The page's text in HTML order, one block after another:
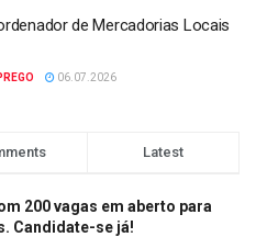
de Mercadorias Locais
06.07.2026
Latest
200 vagas em aberto para
Candidate-se já!